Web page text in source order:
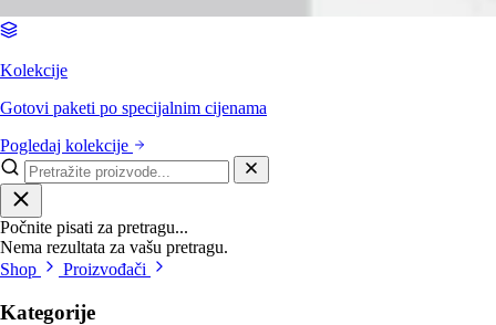
Kolekcije
Gotovi paketi po specijalnim cijenama
Pogledaj kolekcije
Počnite pisati za pretragu...
Nema rezultata za vašu pretragu.
Shop
Proizvođači
Kategorije